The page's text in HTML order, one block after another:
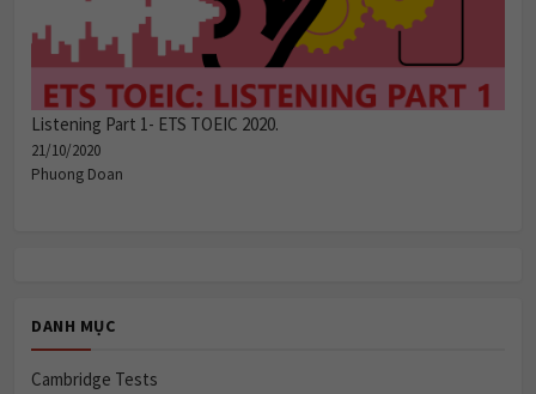
Listening Part 1- ETS TOEIC 2020.
21/10/2020
Phuong Doan
DANH MỤC
Cambridge Tests